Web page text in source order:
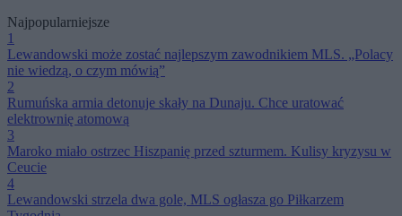
Najpopularniejsze
1
Lewandowski może zostać najlepszym zawodnikiem MLS. „Polacy
nie wiedzą, o czym mówią”
2
Rumuńska armia detonuje skały na Dunaju. Chce uratować
elektrownię atomową
3
Maroko miało ostrzec Hiszpanię przed szturmem. Kulisy kryzysu w
Ceucie
4
Lewandowski strzela dwa gole, MLS ogłasza go Piłkarzem